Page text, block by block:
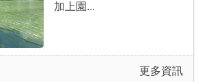
加上園...
更多資訊